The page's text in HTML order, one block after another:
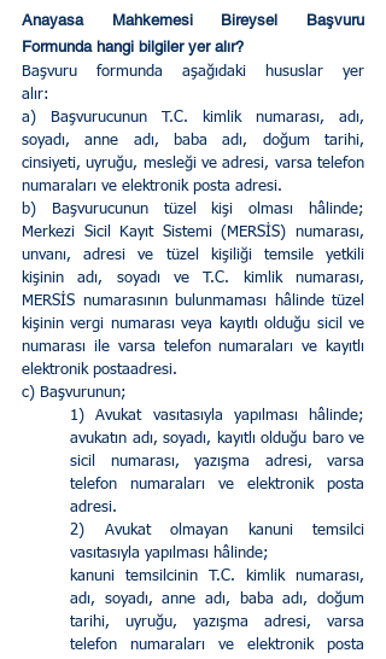
Anayasa Mahkemesi Bireysel Başvuru
Formunda hangi bilgiler yer alır?
Başvuru formunda aşağıdaki hususlar yer
alır:
a) Başvurucunun T.C. kimlik numarası, adı,
soyadı, anne adı, baba adı, doğum tarihi,
cinsiyeti, uyruğu, mesleği ve adresi, varsa telefon
numaraları ve elektronik posta adresi.
b) Başvurucunun tüzel kişi olması hâlinde;
Merkezi Sicil Kayıt Sistemi (MERSİS) numarası,
unvanı, adresi ve tüzel kişiliği temsile yetkili
kişinin adı, soyadı ve T.C. kimlik numarası,
MERSİS numarasının bulunmaması hâlinde tüzel
kişinin vergi numarası veya kayıtlı olduğu sicil ve
numarası ile varsa telefon numaraları ve kayıtlı
elektronik postaadresi.
c) Başvurunun;
1) Avukat vasıtasıyla yapılması hâlinde;
avukatın adı, soyadı, kayıtlı olduğu baro ve
sicil numarası, yazışma adresi, varsa
telefon numaraları ve elektronik posta
adresi.
2) Avukat olmayan kanuni temsilci
vasıtasıyla yapılması hâlinde;
kanuni temsilcinin T.C. kimlik numarası,
adı, soyadı, anne adı, baba adı, doğum
tarihi, uyruğu, yazışma adresi, varsa
telefon numaraları ve elektronik posta